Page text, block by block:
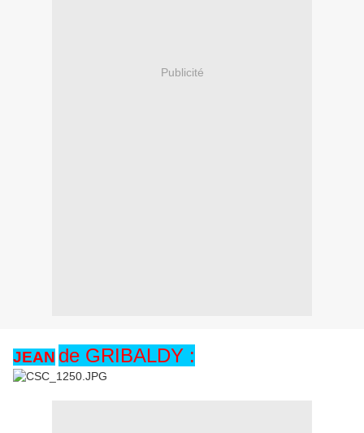
Publicité
JEAN de GRIBALDY :